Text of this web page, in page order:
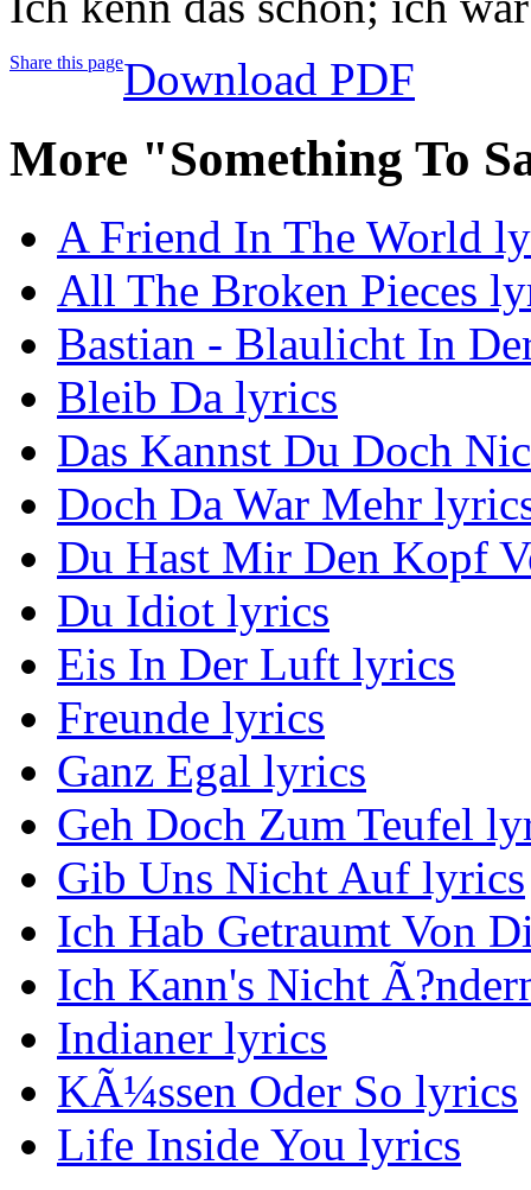
Share this pageDownload PDF
More "Something To
A Friend In The World
All The Broken Pieces
Bastian - Blaulicht In
Bleib Da lyrics
Das Kannst Du Doch
Doch Da War Mehr
Du Hast Mir Den Kopf
Du Idiot lyrics
Eis In Der Luft lyrics
Freunde lyrics
Ganz Egal lyrics
Geh Doch Zum Teufel
Gib Uns Nicht Auf lyrics
Ich Hab Getraumt Von
Ich Kann's Nicht
Indianer lyrics
KÃ¼ssen Oder So lyrics
Life Inside You lyrics